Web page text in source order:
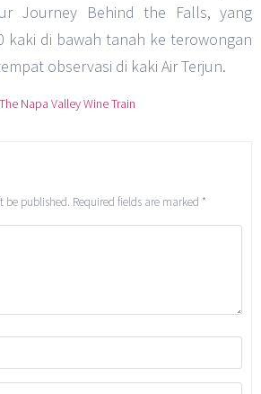
Journey Behind the Falls, yang
kaki di bawah tanah ke terowongan
observasi di kaki Air Terjun.
The Napa Valley Wine Train
be published. Required fields are marked *